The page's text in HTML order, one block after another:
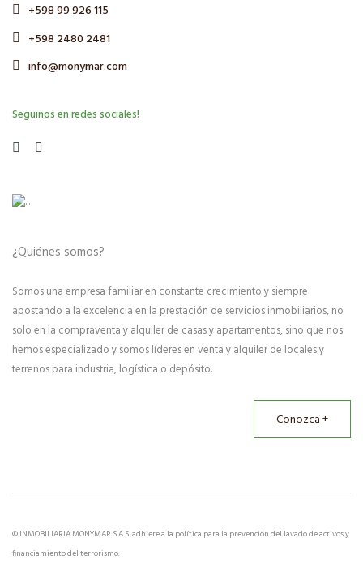
+598 99 926 115
+598 2480 2481
info@monymar.com
Seguinos en redes sociales!
¿Quiénes somos?
Somos una empresa familiar en constante crecimiento y siempre
apostando a la excelencia en la prestación de servicios inmobiliarios, no
solo en la compraventa y alquiler de casas y apartamentos, sino que nos
hemos especializado y somos líderes en venta y alquiler de locales y
terrenos para industria, logística o depósito.
Conozca +
© INMOBILIARIA MONYMAR S.A.S. adhiere a la política para la prevención del lavado de activos y
financiamiento del terrorismo.